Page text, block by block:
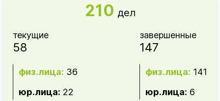
210 дел
текущие
58
физ.лица: 36
юр.лица: 22
завершенные
147
физ.лица: 141
юр.лица: 6